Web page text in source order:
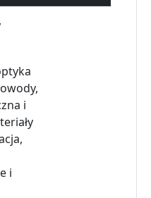
i
i